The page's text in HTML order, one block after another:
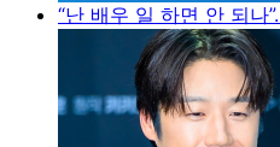
“난 배우 일 하면 안 되나